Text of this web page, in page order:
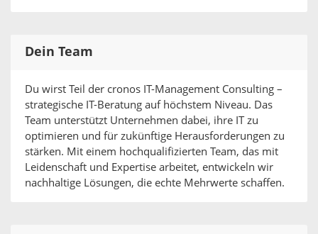
Dein Team
Du wirst Teil der cronos IT-Management Consulting –
strategische IT-Beratung auf höchstem Niveau. Das
Team unterstützt Unternehmen dabei, ihre IT zu
optimieren und für zukünftige Herausforderungen zu
stärken. Mit einem hochqualifizierten Team, das mit
Leidenschaft und Expertise arbeitet, entwickeln wir
nachhaltige Lösungen, die echte Mehrwerte schaffen.